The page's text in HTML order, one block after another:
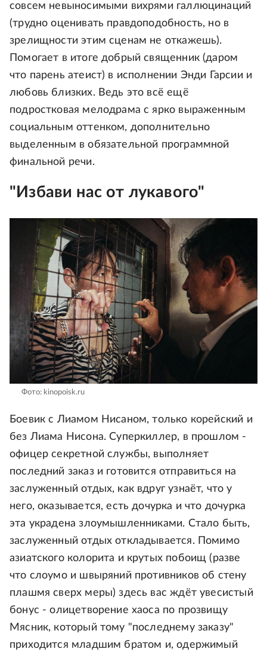
совсем невыносимыми вихрями галлюцинаций
(трудно оценивать правдоподобность, но в
зрелищности этим сценам не откажешь).
Помогает в итоге добрый священник (даром
что парень атеист) в исполнении Энди Гарсии и
любовь близких. Ведь это всё ещё
подростковая мелодрама с ярко выраженным
социальным оттенком, дополнительно
выделенным в обязательной программной
финальной речи.
"Избави нас от лукавого"
Фото: kinopoisk.ru
Боевик с Лиамом Нисаном, только корейский и
без Лиама Нисона. Суперкиллер, в прошлом -
офицер секретной службы, выполняет
последний заказ и готовится отправиться на
заслуженный отдых, как вдруг узнаёт, что у
него, оказывается, есть дочурка и что дочурка
эта украдена злоумышленниками. Стало быть,
заслуженный отдых откладывается. Помимо
азиатского колорита и крутых побоищ (разве
что слоумо и швыряний противников об стену
плашмя сверх меры) здесь вас ждёт увесистый
бонус - олицетворение хаоса по прозвищу
Мясник, который тому "последнему заказу"
приходится младшим братом и, одержимый